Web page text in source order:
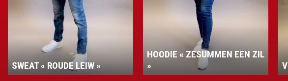
SWEAT « ROUDE LEIW »
HOODIE « ZESUMMEN EEN ZIL
»